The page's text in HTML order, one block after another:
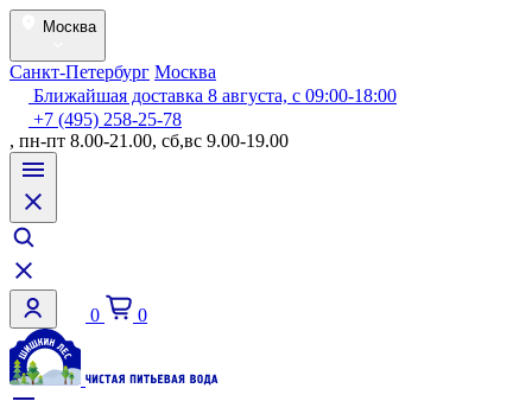
Москва
Санкт-Петербург Москва
Ближайшая доставка 8 августа, с 09:00-18:00
+7 (495) 258-25-78
, пн-пт 8.00-21.00, сб,вс 9.00-19.00
0 0